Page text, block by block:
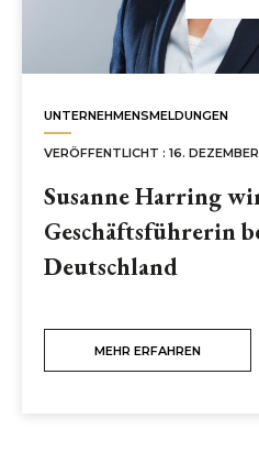
UNTERNEHMENSMELDUNGEN
VERÖFFENTLICHT : 16.
Susanne Harring
Geschäftsführerin
Deutschland
MEHR ERFAHREN